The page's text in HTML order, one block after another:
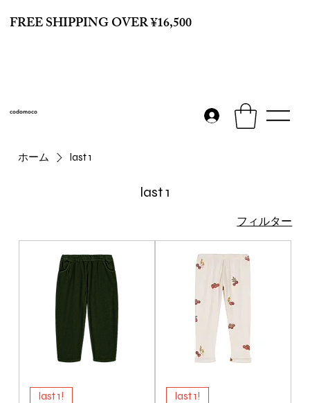
FREE SHIPPING OVER ¥16,500
codomoco
ホーム last 1
last 1
フィルター
last 1!
last 1!